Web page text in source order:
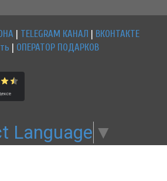
TELEGRAM КАНАЛ
ВКОНТАКТЕ
ОПЕРАТОР ПОДАРКОВ
Language ▼